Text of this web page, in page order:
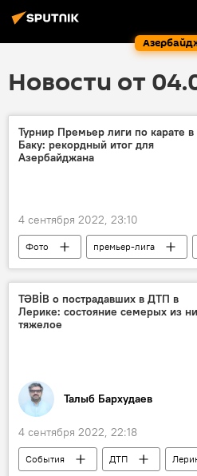
Новости от
Турнир Премьер лиги по карате в
Баку: рекордный итог для
Азербайджана
4 сентября 2022, 23:10
Фото премьер-лига
Баку
Всемирная федерация
Ирина Зарецка
фотолента
TƏBİB о пострадавших в ДТП в
Лерике: состояние семерых из
тяжелое
Талыб Бархудаев
4 сентября 2022, 22:18
События ДТП